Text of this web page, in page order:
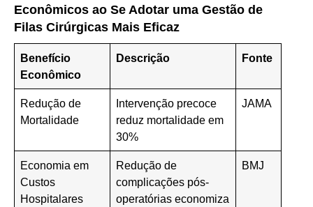
Econômicos ao Se Adotar uma Gestão de
Filas Cirúrgicas Mais Eficaz
Benefício
Econômico
Descrição Fonte
Redução de
Mortalidade
Intervenção precoce
reduz mortalidade em
30%
JAMA
Economia em
Custos
Hospitalares
Redução de
complicações pós-
operatórias economiza
BMJ